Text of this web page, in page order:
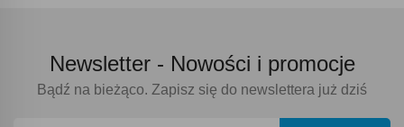
Newsletter - Nowości i promocje
Bądź na bieżąco. Zapisz się do newslettera już dziś